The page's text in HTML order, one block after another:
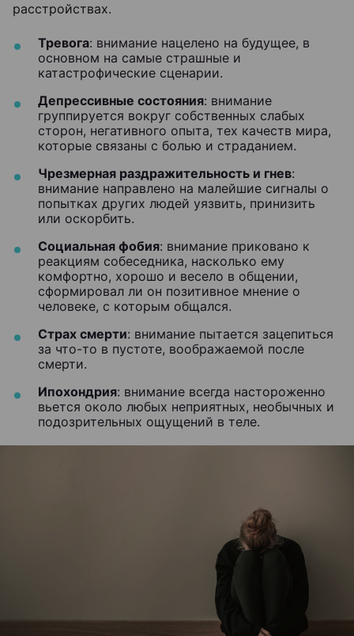
расстройствах.
Тревога: внимание нацелено на будущее, в
основном на самые страшные и
катастрофические сценарии.
Депрессивные состояния: внимание
группируется вокруг собственных слабых
сторон, негативного опыта, тех качеств мира,
которые связаны с болью и страданием.
Чрезмерная раздражительность и гнев:
внимание направлено на малейшие сигналы о
попытках других людей уязвить, принизить
или оскорбить.
Социальная фобия: внимание приковано к
реакциям собеседника, насколько ему
комфортно, хорошо и весело в общении,
сформировал ли он позитивное мнение о
человеке, с которым общался.
Страх смерти: внимание пытается зацепиться
за что-то в пустоте, воображаемой после
смерти.
Ипохондрия: внимание всегда настороженно
вьется около любых неприятных, необычных и
подозрительных ощущений в теле.